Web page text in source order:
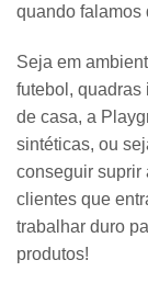
quando falamos
Seja em
futebol, quadras
de casa, a
sintéticas, ou
conseguir suprir
clientes que
trabalhar duro
produtos!